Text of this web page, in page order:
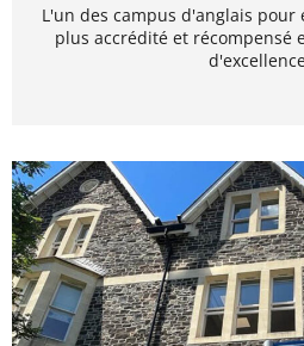
L'un des campus d'anglais
plus accrédité et récompensé